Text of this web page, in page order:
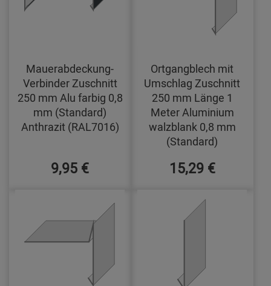
Mauerabdeckung-
Verbinder Zuschnitt
250 mm Alu farbig 0,8
mm (Standard)
Anthrazit (RAL7016)
9,95 €
Ortgangblech mit
Umschlag Zuschnitt
250 mm Länge 1
Meter Aluminium
walzblank 0,8 mm
(Standard)
15,29 €